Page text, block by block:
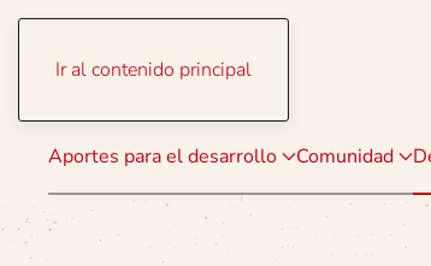
Ir al contenido principal
Aportes para el desarrollo Comunidad